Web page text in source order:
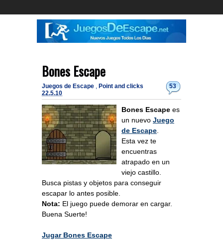
Bones Escape
53
Juegos de Escape , Point and clicks
22.5.10
Bones Escape es
un nuevo Juego
de Escape.
Esta vez te
encuentras
atrapado en un
viejo castillo.
Busca pistas y objetos para conseguir
escapar lo antes posible.
Nota: El juego puede demorar en cargar.
Buena Suerte!
Jugar Bones Escape